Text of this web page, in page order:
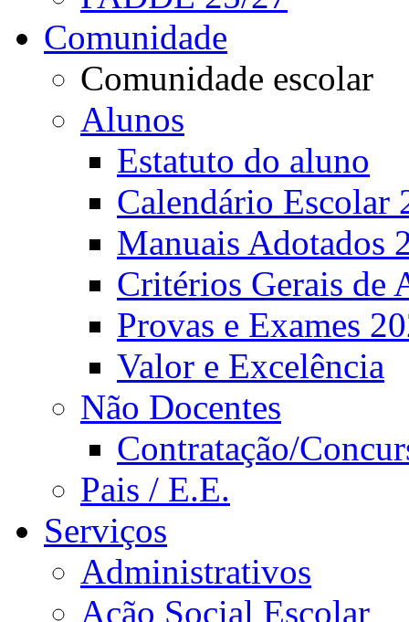
Comunidade
Comunidade escolar
Alunos
Estatuto do aluno
Calendário Escolar
Manuais Adotados
Critérios Gerais de
Provas e Exames
Valor e Excelência
Não Docentes
Contratação/
Pais / E.E.
Serviços
Administrativos
Ação Social Escolar